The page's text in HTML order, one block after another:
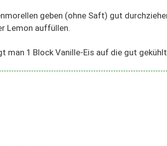
geben (ohne Saft) gut
Lemon auffüllen.
man 1 Block Vanille-Eis auf die gut